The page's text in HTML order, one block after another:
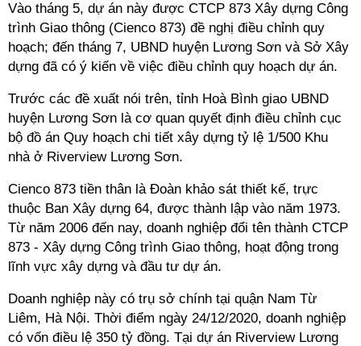
Vào tháng 5, dự án này được CTCP 873 Xây dựng Công
trình Giao thông (Cienco 873) đề nghị điều chỉnh quy
hoạch; đến tháng 7, UBND huyện Lương Sơn và Sở Xây
dựng đã có ý kiến về việc điều chỉnh quy hoạch dự án.
Trước các đề xuất nói trên, tỉnh Hoà Bình giao UBND
huyện Lương Sơn là cơ quan quyết định điều chỉnh cục
bộ đồ án Quy hoạch chi tiết xây dựng tỷ lệ 1/500 Khu
nhà ở Riverview Lương Sơn.
Cienco 873 tiền thân là Đoàn khảo sát thiết kế, trực
thuộc Ban Xây dựng 64, được thành lập vào năm 1973.
Từ năm 2006 đến nay, doanh nghiệp đổi tên thành CTCP
873 - Xây dựng Công trình Giao thông, hoạt động trong
lĩnh vực xây dựng và đầu tư dự án.
Doanh nghiệp này có trụ sở chính tại quận Nam Từ
Liêm, Hà Nội. Thời điểm ngày 24/12/2020, doanh nghiệp
có vốn điều lệ 350 tỷ đồng. Tại dự án Riverview Lương